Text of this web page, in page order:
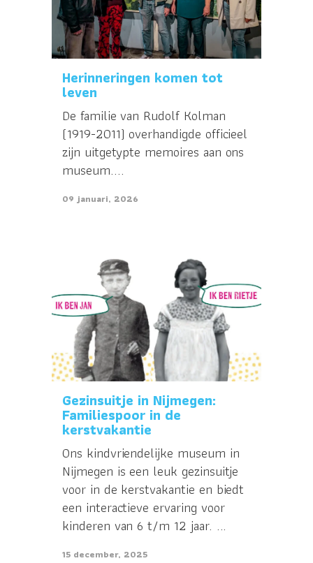
Herinneringen komen tot
leven
De familie van Rudolf Kolman
(1919-2011) overhandigde officieel
zijn uitgetypte memoires aan ons
museum....
09 januari, 2026
Gezinsuitje in Nijmegen:
Familiespoor in de
kerstvakantie
Ons kindvriendelijke museum in
Nijmegen is een leuk gezinsuitje
voor in de kerstvakantie en biedt
een interactieve ervaring voor
kinderen van 6 t/m 12 jaar. ...
15 december, 2025